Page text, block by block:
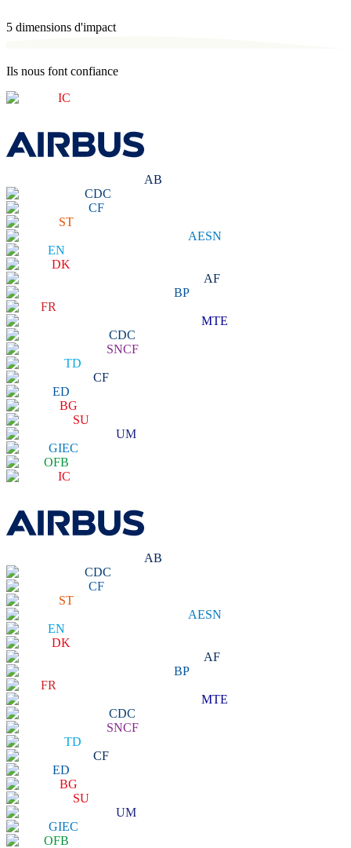
5 dimensions d'impact
Ils nous font confiance
IC
AB
CDC
CF
ST
AESN
EN
DK
AF
BP
FR
MTE
CDC
SNCF
TD
CF
ED
BG
SU
UM
GIEC
OFB
IC
AB
CDC
CF
ST
AESN
EN
DK
AF
BP
FR
MTE
CDC
SNCF
TD
CF
ED
BG
SU
UM
GIEC
OFB